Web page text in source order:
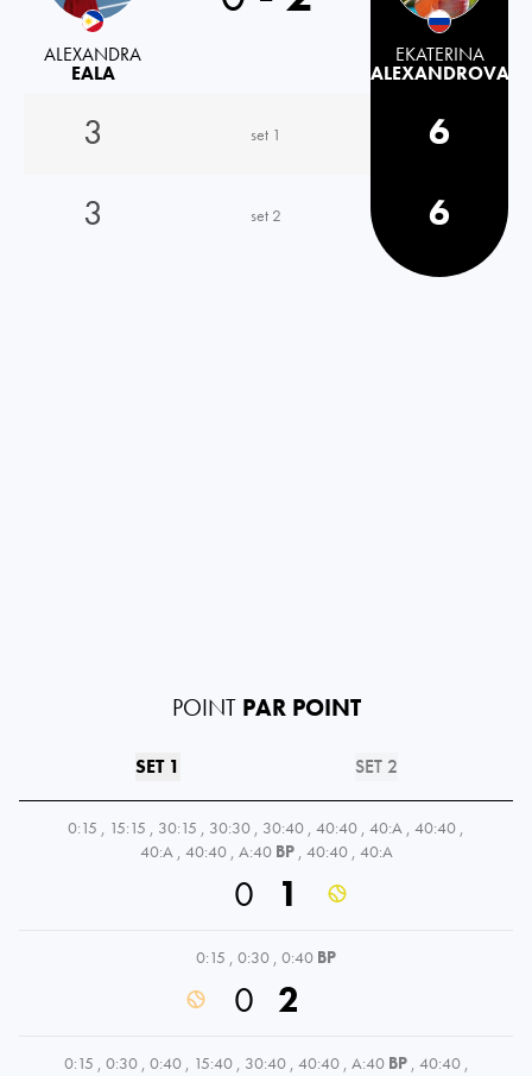
ALEXANDRA
EALA
EKATERINA
ALEXANDROVA
3 set 1
6
3
set 2 6
POINT PAR POINT
SET 1 SET 2
0:15 , 15:15 , 30:15 , 30:30 , 30:40 , 40:40 , 40:A , 40:40 ,
40:A , 40:40 , A:40 BP , 40:40 , 40:A
0 1
0:15 , 0:30 , 0:40 BP
0 2
0:15 , 0:30 , 0:40 , 15:40 , 30:40 , 40:40 , A:40 BP , 40:40 ,